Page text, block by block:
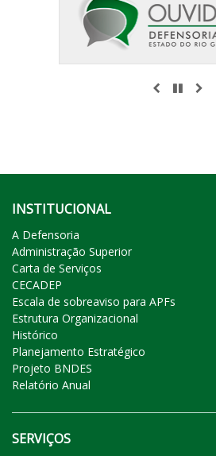
ANTERIOR
PAUSAR
INSTITUCIONAL
A Defensoria
Administração Superior
Carta de Serviços
CECADEP
Escala de sobreaviso para APFs
Estrutura Organizacional
Histórico
Planejamento Estratégico
Projeto BNDES
Relatório Anual
SERVIÇOS